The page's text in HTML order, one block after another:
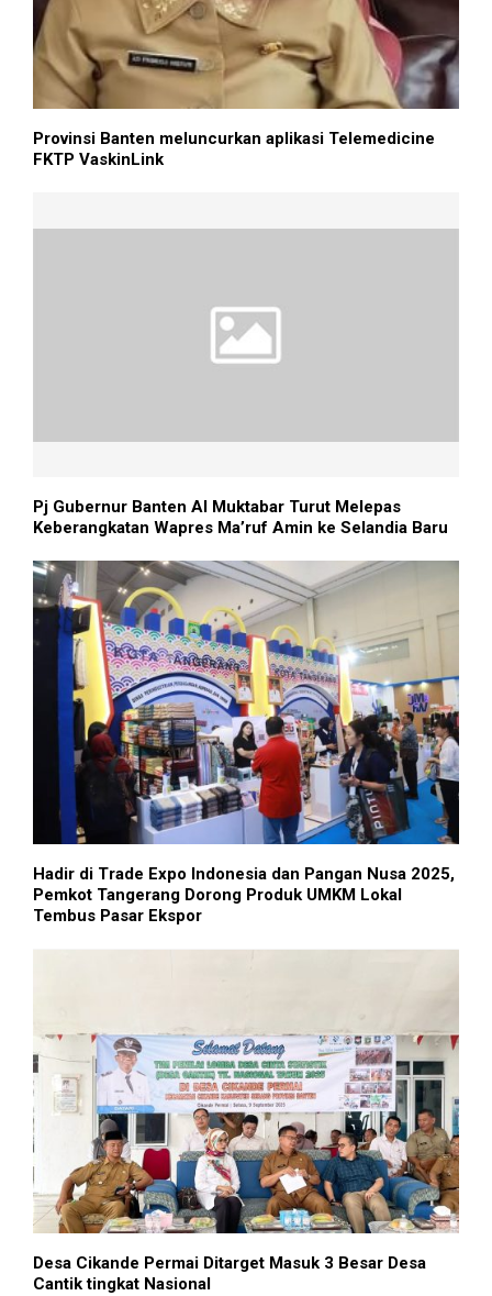
Provinsi Banten meluncurkan aplikasi Telemedicine
FKTP VaskinLink
Pj Gubernur Banten Al Muktabar Turut Melepas
Keberangkatan Wapres Ma’ruf Amin ke Selandia Baru
Hadir di Trade Expo Indonesia dan Pangan Nusa 2025,
Pemkot Tangerang Dorong Produk UMKM Lokal
Tembus Pasar Ekspor
Desa Cikande Permai Ditarget Masuk 3 Besar Desa
Cantik tingkat Nasional